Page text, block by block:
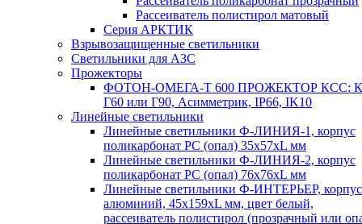
Рассеиватель полистирол матовый
Серия АРКТИК
Взрывозащищенные светильники
Светильники для АЗС
Прожекторы
ФОТОН-ОМЕГА-Т 600 ПРОЖЕКТОР КСС:
Г60 или Г90, Асимметрик, IP66, IK10
Линейные светильники
Линейные светильники Ф-ЛИНИЯ-1, корпус
поликарбонат РС (опал) 35х57хL мм
Линейные светильники Ф-ЛИНИЯ-2, корпус
поликарбонат РС (опал) 76х76хL мм
Линейные светильники Ф-ИНТЕРЬЕР, корпус
алюминий, 45х159хL мм, цвет белый,
рассеиватель полистирол (прозрачный или